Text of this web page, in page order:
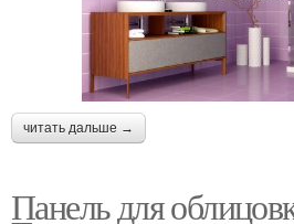
читать дальше →
Панель для